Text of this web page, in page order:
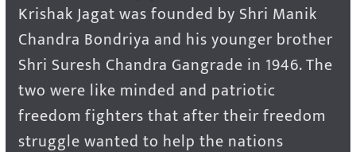
Krishak Jagat was founded by Shri Manik
Chandra Bondriya and his younger brother
Shri Suresh Chandra Gangrade in 1946. The
two were like minded and patriotic
freedom fighters that after their freedom
struggle wanted to help the nations